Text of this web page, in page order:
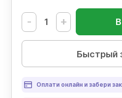
- +
Быстрый
Оплати онлайн и забери